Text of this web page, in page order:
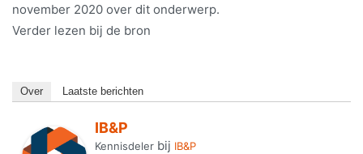
november 2020 over dit onderwerp.
Verder lezen bij de bron
Over Laatste berichten
IB&P
Kennisdeler bij IB&P